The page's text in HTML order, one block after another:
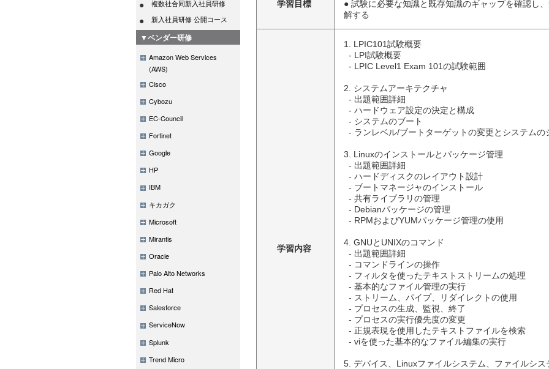
複数社合同新入社員研修
新入社員研修 公開コース
▼ベンダー研修
Amazon Web Services
(AWS)
Cisco
Cybozu
EC-Council
Fortinet
Google
HP
IBM
キカガク
Microsoft
Mirantis
Oracle
Palo Alto Networks
Red Hat
Salesforce
ServiceNow
Splunk
Trend Micro
学習目標
● 試験に必要な知識と既存知識のギャップを確認し
解する
学習内容
1. LPIC101試験概要
2. システムアーキテクチャ
3. Linuxのインストールとパッケージ管理
4. GNUとUNIXのコマンド
5. デバイス、Linuxファイルシステム、ファイルシス